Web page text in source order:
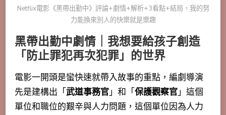
Netflix電影《黑帶出勤中》評論+劇情+解析+3看點+結局，我的努
力能換來別人的快樂就是樂趣
黑帶出勤中劇情｜我想要給孩子創造
「防止罪犯再次犯罪」的世界
電影一開頭是蠻快速就帶入故事的重點，編劇導演
先是建構出「武道事務官」和「保護觀察官」這個
單位和職位的艱辛與人力問題，這個單位因為人力